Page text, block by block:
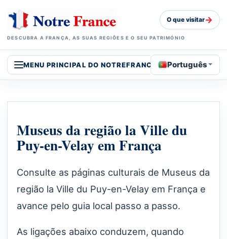
DESCUBRA A FRANÇA, AS SUAS REGIÕES E O SEU PATRIMÓNIO
O que visitar→
MENU PRINCIPAL DO NOTREFRANCE Português
Museus da região la Ville du
Puy-en-Velay em França
Consulte as páginas culturais de Museus da
região la Ville du Puy-en-Velay em França e
avance pelo guia local passo a passo.
As ligações abaixo conduzem, quando